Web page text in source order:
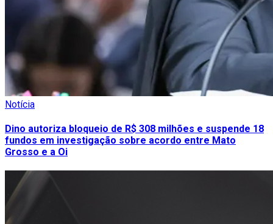
Notícia
Dino autoriza bloqueio de R$ 308 milhões e suspende 18
fundos em investigação sobre acordo entre Mato
Grosso e a Oi